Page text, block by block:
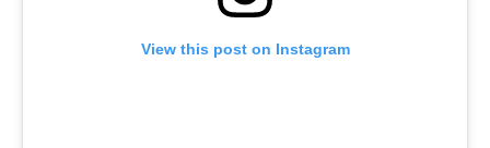
View this post on Instagram